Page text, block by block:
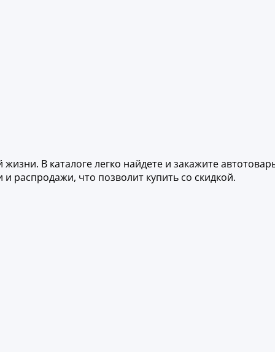
В каталоге легко найдете и закажите
что позволит купить со скидкой.